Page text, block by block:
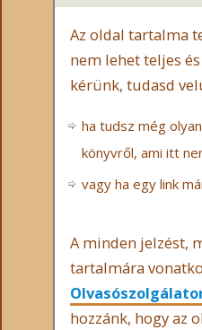
Az oldal tartalma
nem lehet teljes
kérünk, tudasd
ha tudsz még
könyvről, ami itt
vagy ha egy link
A minden jelzést,
tartalmára
hozzánk, hogy az